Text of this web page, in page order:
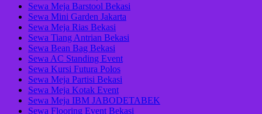
Sewa Meja Barstool Bekasi
Sewa Mini Garden Jakarta
Sewa Meja Rias Bekasi
Sewa Tiang Antrian Bekasi
Sewa Bean Bag Bekasi
Sewa AC Standing Event
Sewa Kursi Futura Polos
Sewa Meja Partisi Bekasi
Sewa Meja Kotak Event
Sewa Meja IBM JABODETABEK
Sewa Flooring Event Bekasi